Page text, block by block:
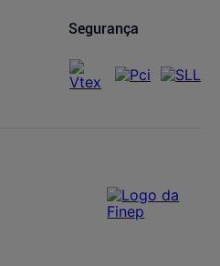
Segurança